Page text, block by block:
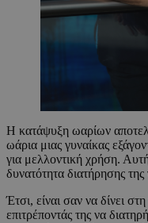
Η κατάψυξη ωαρίων
ωάρια μιας γυναίκας
για μελλοντική χρήση.
δυνατότητα διατήρησης της
Έτσι, είναι σαν να δίνει
επιτρέποντάς της να